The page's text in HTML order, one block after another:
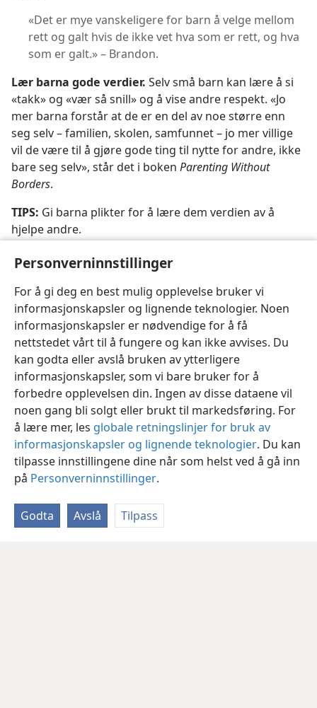
Personverninnstillinger
For å gi deg en best mulig opplevelse bruker vi
informasjonskapsler og lignende teknologier. Noen
informasjonskapsler er nødvendige for å få
nettstedet vårt til å fungere og kan ikke avvises. Du
kan godta eller avslå bruken av ytterligere
informasjonskapsler, som vi bare bruker for å
forbedre opplevelsen din. Ingen av disse dataene vil
noen gang bli solgt eller brukt til markedsføring. For
å lære mer, les globale retningslinjer for bruk av
informasjonskapsler og lignende teknologier. Du kan
tilpasse innstillingene dine når som helst ved å gå inn
på Personverninnstillinger.
Godta Avslå Tilpass
«Det er mye vanskeligere for barn å velge mellom
rett og galt hvis de ikke vet hva som er rett, og hva
som er galt.» – Brandon.
Lær barna gode verdier. Selv små barn kan lære å si
«takk» og «vær så snill» og å vise andre respekt. «Jo
mer barna forstår at de er en del av noe større enn
seg selv – familien, skolen, samfunnet – jo mer villige
vil de være til å gjøre gode ting til nytte for andre, ikke
bare seg selv», står det i boken Parenting Without
Borders.
TIPS: Gi barna plikter for å lære dem verdien av å
hjelpe andre.
«Hvis barna blir vant til å hjelpe til hjemme, får de
ikke sjokk når de flytter ut. Ansvarsoppgaver vil da
allerede være en del av livet deres.» – Tara.